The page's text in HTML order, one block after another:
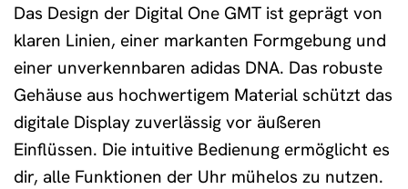
Das Design der Digital One GMT ist geprägt von
klaren Linien, einer markanten Formgebung und
einer unverkennbaren adidas DNA. Das robuste
Gehäuse aus hochwertigem Material schützt das
digitale Display zuverlässig vor äußeren
Einflüssen. Die intuitive Bedienung ermöglicht es
dir, alle Funktionen der Uhr mühelos zu nutzen.